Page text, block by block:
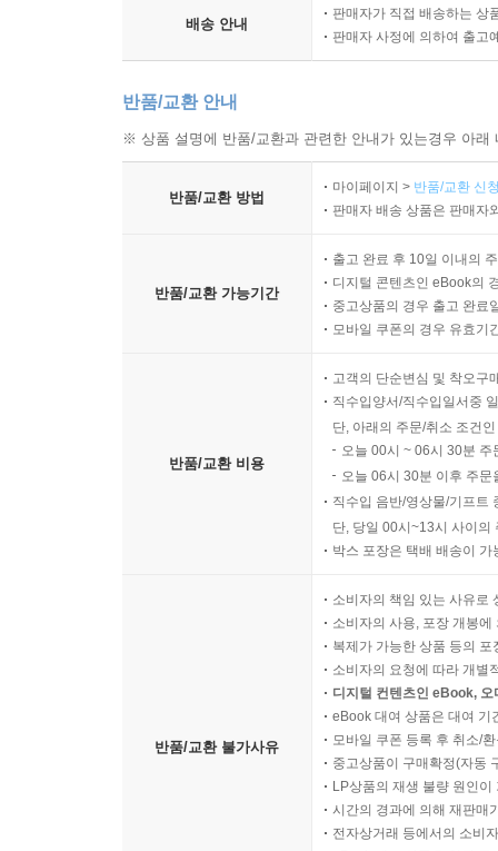
소설은 ‘음울한 도시’ 시카고에서 자칭 철학자
불구자의 몸종, 과대망상에 사로잡힌 백만장자 작
남성적 매력과 순응적인 성격 탓에 주위의 도움
결정지으려는 숙명 앞에서는 확고히 다른 길을
되지 못한다”며 주위의 간청을 뿌리치고 다른
새롭게 시도한 형식과 생명이 넘치는 언어가 완성
「오기 마치의 모험」이 문제작이 된 다른 하나
전통적인 헨리 제임스의 복잡한 소설 형식을 피
꾸미지 않고 사건을 일어나는 순서대로 자유로
부분에든지 발이나 손을 걸어 넘어뜨릴 수 있다)으
토머스 내시의 「불운한 나그네」, 르 사주의
모험」으로 이어지는 피카레스크 소설 형식은
많은 세상 경험을 한다. 작품의 근본적인 주제는
‘예술(창조)’을 하도록 한다. 솔 벨로는 자아
자연주의적 경향을 과감하게 깨뜨려 새로운
이디시어, 독일어, 프랑스어, 미국중서부 방언
즉석에서 만들어진 새롭고 독특한 어휘는 작품
내가 누구인지, 나를 발견하게 하는 소설
“실존주의자가 되기 위해서는 자신을 느낄 수 있
배송 안내
판매자가 직접 배송하는 상
판매자 사정에 의하여 출고
반품/교환 안내
※ 상품 설명에 반품/교환과 관련한 안내가 있는경우 아
반품/교환 방법
마이페이지 > 반품/교환 신
판매자 배송 상품은 판매자
반품/교환 가능기간
출고 완료 후 10일 이내의
디지털 콘텐츠인 eBook의
중고상품의 경우 출고 완료
모바일 쿠폰의 경우 유효기
반품/교환 비용
고객의 단순변심 및 착오구
직수입양서/직수입일서중
단, 아래의 주문/취소 조건
오늘 00시 ~ 06시 30분
오늘 06시 30분 이후 주
직수입 음반/영상물/기프트
단, 당일 00시~13시 사이의
박스 포장은 택배 배송이
반품/교환 불가사유
소비자의 책임 있는 사유로
소비자의 사용, 포장 개봉
복제가 가능한 상품 등의
소비자의 요청에 따라 개별
디지털 컨텐츠인 eBook,
eBook 대여 상품은 대여 기
모바일 쿠폰 등록 후 취소/
중고상품이 구매확정(자동
LP상품의 재생 불량 원인
시간의 경과에 의해 재판매
전자상거래 등에서의 소비